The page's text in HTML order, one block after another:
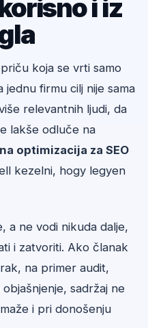
i iz
koja se vrti samo
jednu firmu cilj nije sama
relevantnih ljudi, da
lakše odluče na
optimizacija za SEO
kezelni, hogy legyen
a ne vodi nikuda dalje,
i zatvoriti. Ako članak
na primer audit,
sadržaj ne
i pri donošenju